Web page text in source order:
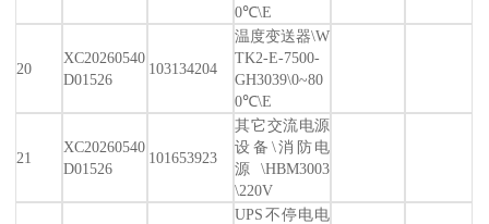
0℃\E
20
XC20260540
D01526
103134204
温度变送器\W
TK2-E-7500-
GH3039\0~80
0℃\E
21
XC20260540
D01526
101653923
其它交流电源
设备\消防电
源\HBM3003
\220V
UPS不停电电